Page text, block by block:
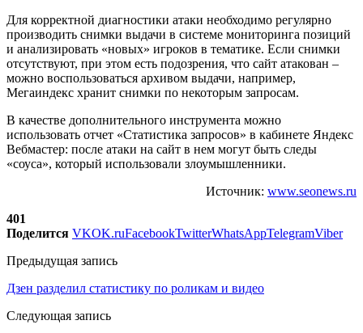
Для корректной диагностики атаки необходимо регулярно
производить снимки выдачи в системе мониторинга позиций
и анализировать «новых» игроков в тематике. Если снимки
отсутствуют, при этом есть подозрения, что сайт атакован –
можно воспользоваться архивом выдачи, например,
Мегаиндекс хранит снимки по некоторым запросам.
В качестве дополнительного инструмента можно
использовать отчет «Статистика запросов» в кабинете Яндекс
Вебмастер: после атаки на сайт в нем могут быть следы
«соуса», который использовали злоумышленники.
Источник: www.seonews.ru
401
Поделится VKOK.ruFacebookTwitterWhatsAppTelegramViber
Предыдущая запись
Дзен разделил статистику по роликам и видео
Следующая запись